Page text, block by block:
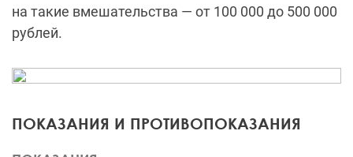
на такие вмешательства — от 100 000 до 500 000
рублей.
ПОКАЗАНИЯ И ПРОТИВОПОКАЗАНИЯ